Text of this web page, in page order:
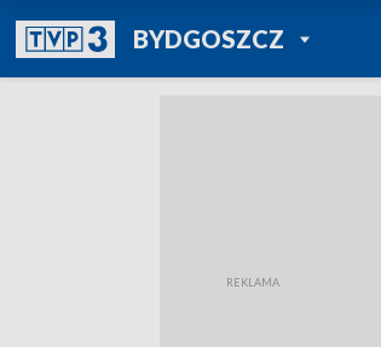
BYDGOSZCZPOWRÓT DO
TVP REGIONY